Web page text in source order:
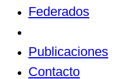
Federados
Publicaciones
Contacto